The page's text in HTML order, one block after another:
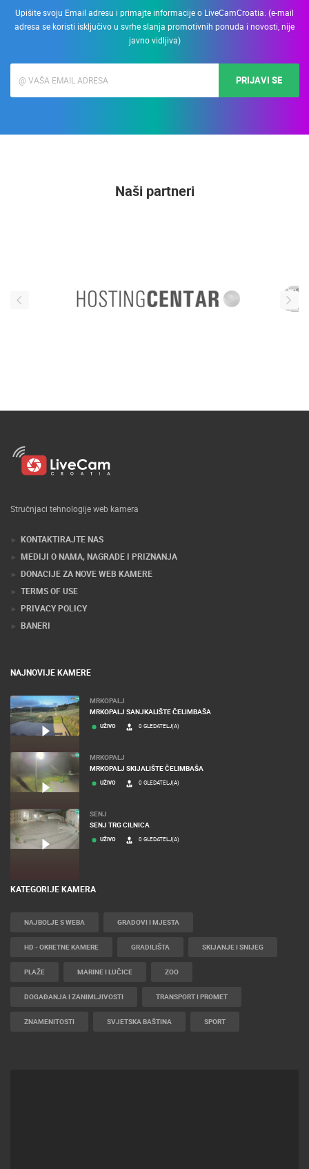
Upišite svoju Email adresu i primajte informacije o LiveCamCroatia. (e-mail
adresa se koristi isključivo u svrhe slanja promotivnih ponuda i novosti, nije
javno vidljiva)
PRIJAVI SE
Naši partneri
Stručnjaci tehnologije web kamera
KONTAKTIRAJTE NAS
MEDIJI O NAMA, NAGRADE I PRIZNANJA
DONACIJE ZA NOVE WEB KAMERE
TERMS OF USE
PRIVACY POLICY
BANERI
NAJNOVIJE KAMERE
MRKOPALJ
MRKOPALJ SANJKALIŠTE ČELIMBAŠA
UŽIVO 0 GLEDATELJ(A)
MRKOPALJ
MRKOPALJ SKIJALIŠTE ČELIMBAŠA
UŽIVO 0 GLEDATELJ(A)
SENJ
SENJ TRG CILNICA
UŽIVO 0 GLEDATELJ(A)
KATEGORIJE KAMERA
NAJBOLJE S WEBA GRADOVI I MJESTA
HD - OKRETNE KAMERE GRADILIŠTA SKIJANJE I SNIJEG
PLAŽE MARINE I LUČICE ZOO
DOGAĐANJA I ZANIMLJIVOSTI TRANSPORT I PROMET
ZNAMENITOSTI SVJETSKA BAŠTINA SPORT